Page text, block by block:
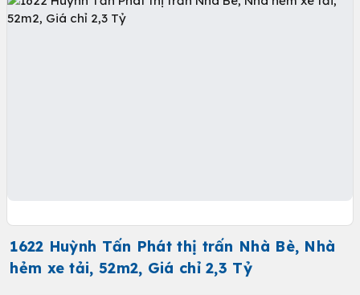
1622 Huỳnh Tấn Phát thị trấn Nhà Bè, Nhà
hẻm xe tải, 52m2, Giá chỉ 2,3 Tỷ